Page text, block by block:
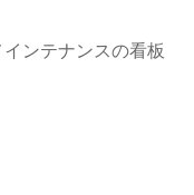
ンテナンスの看板